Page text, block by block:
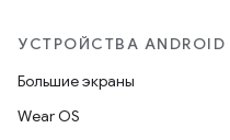
УСТРОЙСТВА ANDROID
Большие экраны
Wear OS